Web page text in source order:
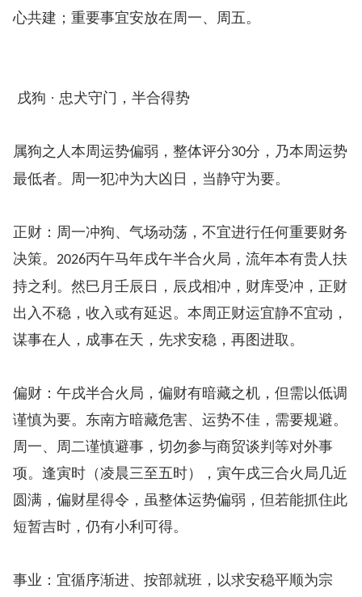
心共建；重要事宜安放在周一、周五。
戌狗 · 忠犬守门，半合得势
属狗之人本周运势偏弱，整体评分30分，乃本周运势
最低者。周一犯冲为大凶日，当静守为要。
正财：周一冲狗、气场动荡，不宜进行任何重要财务
决策。 2026丙午马年戌午半合火局，流年本有贵人扶
持之利。然巳月壬辰日，辰戌相冲，财库受冲，正财
出入不稳，收入或有延迟。本周正财运宜静不宜动，
谋事在人，成事在天，先求安稳，再图进取。
偏财：午戌半合火局，偏财有暗藏之机，但需以低调
谨慎为要。东南方暗藏危害、运势不佳，需要规避。
周一、周二谨慎避事，切勿参与商贸谈判等对外事
项。逢寅时（凌晨三至五时），寅午戌三合火局几近
圆满，偏财星得令，虽整体运势偏弱，但若能抓住此
短暂吉时，仍有小利可得。
事业：宜循序渐进、按部就班，以求安稳平顺为宗